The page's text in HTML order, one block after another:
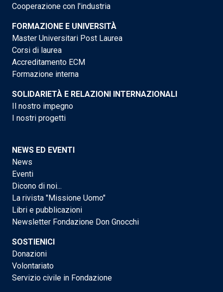
Cooperazione con l'industria
FORMAZIONE E UNIVERSITÀ
Master Universitari Post Laurea
Corsi di laurea
Accreditamento ECM
Formazione interna
SOLIDARIETÀ E RELAZIONI INTERNAZIONALI
Il nostro impegno
I nostri progetti
NEWS ED EVENTI
News
Eventi
Dicono di noi...
La rivista "Missione Uomo"
Libri e pubblicazioni
Newsletter Fondazione Don Gnocchi
SOSTIENICI
Donazioni
Volontariato
Servizio civile in Fondazione